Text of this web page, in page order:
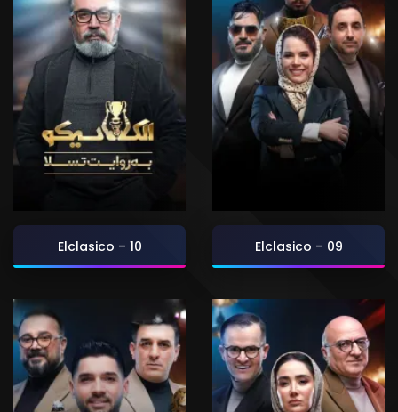
Elclasico – 10 Elclasico – 09